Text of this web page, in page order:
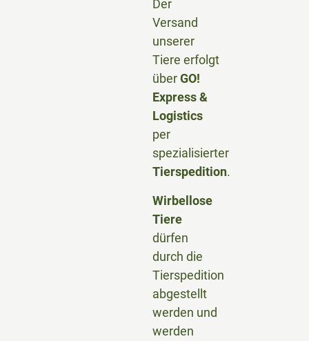
Der
Versand
unserer
Tiere erfolgt
überGO!
Express &
Logistics
per
spezialisierter
Tierspedition.
Wirbellose
Tiere
dürfen
durch die
Tierspedition
abgestellt
werden und
werden